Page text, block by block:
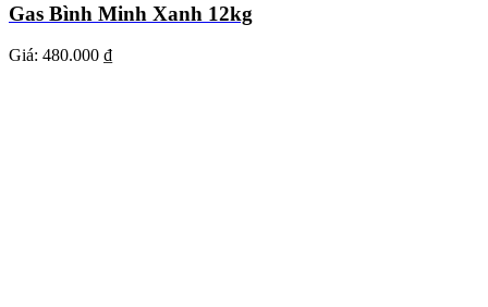
Gas Bình Minh Xanh 12kg
Giá: 480.000 ₫